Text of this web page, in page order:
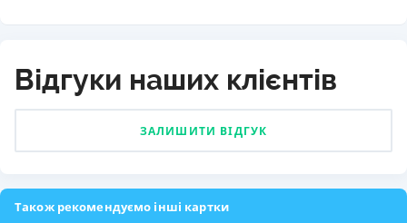
Відгуки наших клієнтів
ЗАЛИШИТИ ВІДГУК
Також рекомендуємо інші картки